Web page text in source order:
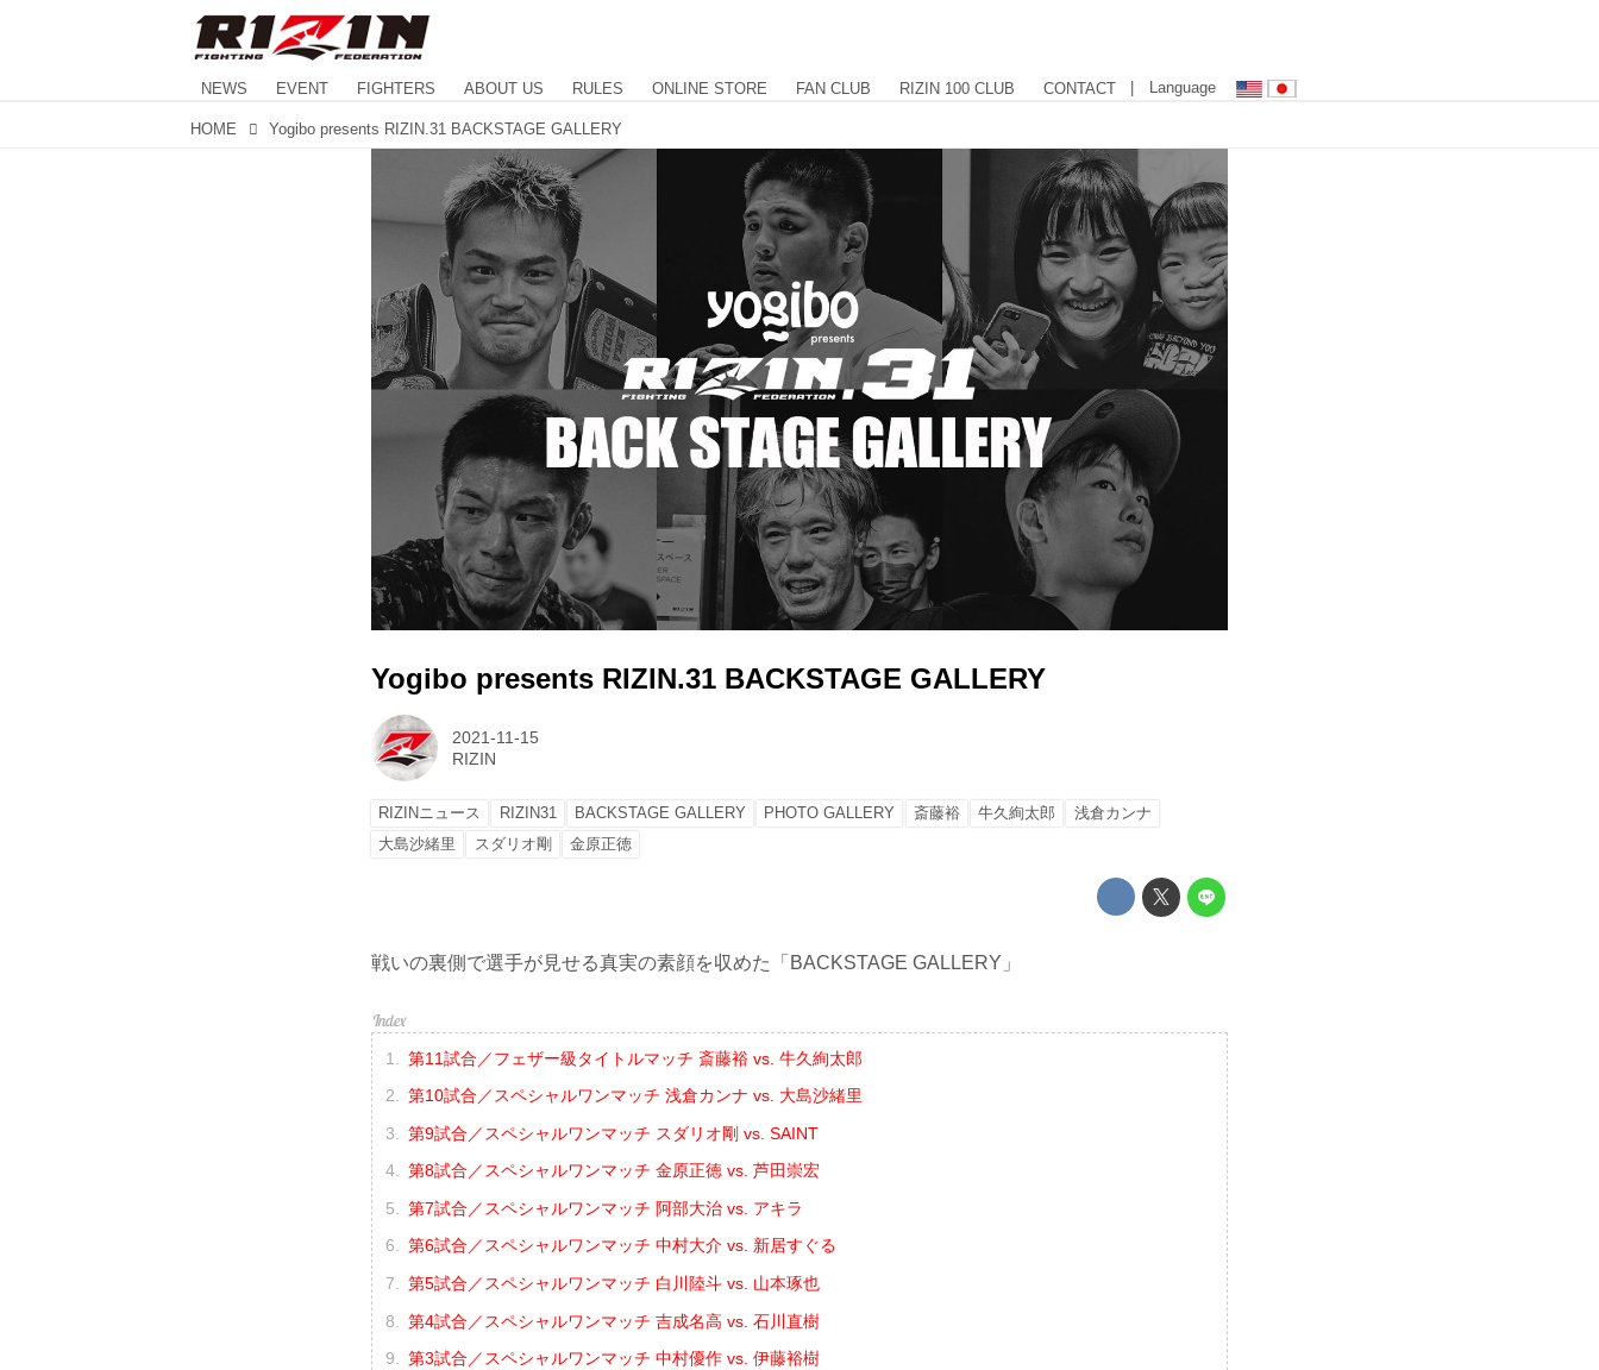
NEWS EVENT FIGHTERS ABOUT US RULES ONLINE STORE FAN CLUB RIZIN 100 CLUB CONTACT | Language
HOME Yogibo presents RIZIN.31 BACKSTAGE GALLERY
Yogibo presents RIZIN.31 BACKSTAGE GALLERY
2021-11-15
RIZIN
RIZINニュース RIZIN31 BACKSTAGE GALLERY PHOTO GALLERY 斎藤裕 牛久絢太郎
浅倉カンナ
大島沙緒里
スダリオ剛 金原正徳
戦いの裏側で選手が見せる真実の素顔を収めた「BACKSTAGE GALLERY」
第11試合／フェザー級タイトルマッチ 斎藤裕 vs. 牛久絢太郎
第10試合／スペシャルワンマッチ 浅倉カンナ vs. 大島沙緒里
第9試合／スペシャルワンマッチ スダリオ剛 vs. SAINT
第8試合／スペシャルワンマッチ 金原正徳 vs. 芦田崇宏
第7試合／スペシャルワンマッチ 阿部大治 vs. アキラ
第6試合／スペシャルワンマッチ 中村大介 vs. 新居すぐる
第5試合／スペシャルワンマッチ 白川陸斗 vs. 山本琢也
第4試合／スペシャルワンマッチ 吉成名高 vs. 石川直樹
第3試合／スペシャルワンマッチ 中村優作 vs. 伊藤裕樹